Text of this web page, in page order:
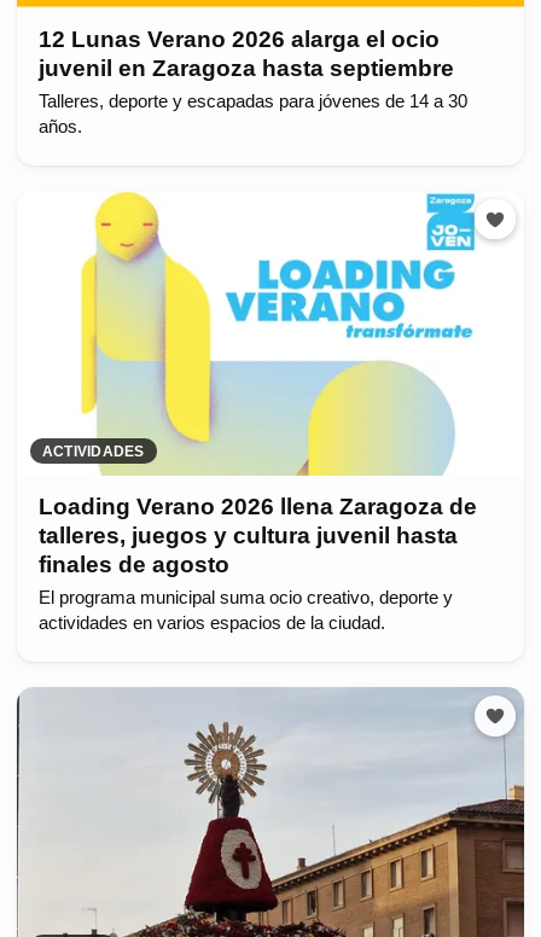
12 Lunas Verano 2026 alarga el ocio
juvenil en Zaragoza hasta septiembre
Talleres, deporte y escapadas para jóvenes de 14 a 30
años.
ACTIVIDADES
Loading Verano 2026 llena Zaragoza de
talleres, juegos y cultura juvenil hasta
finales de agosto
El programa municipal suma ocio creativo, deporte y
actividades en varios espacios de la ciudad.